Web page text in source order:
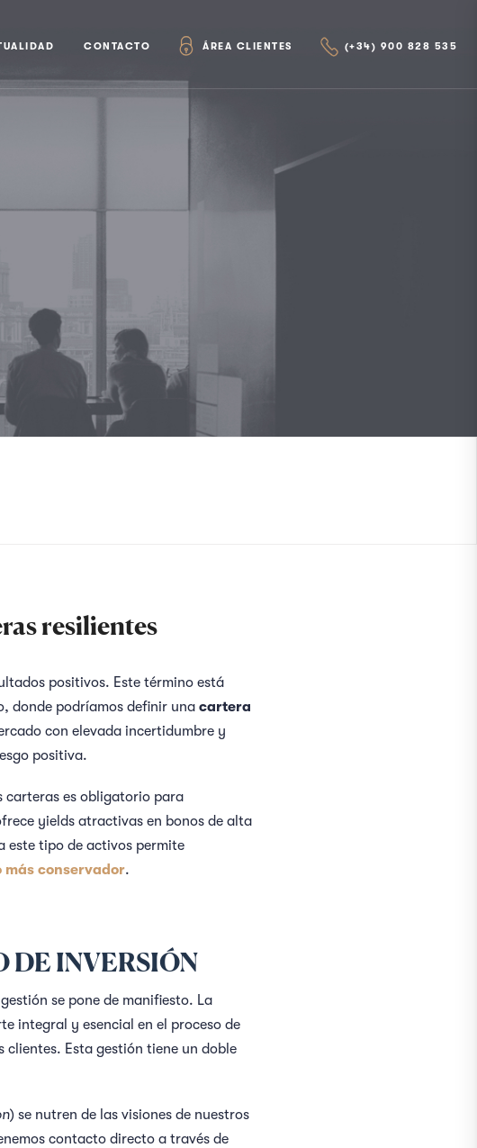
CONTACTO ÁREA CLIENTES (+34) 900 828 535
resilientes
positivos. Este término está
donde podríamos definir una cartera
con elevada incertidumbre y
positiva.
carteras es obligatorio para
yields atractivas en bonos de alta
este tipo de activos permite
más conservador.
DE INVERSIÓN
se pone de manifiesto. La
integral y esencial en el proceso de
Esta gestión tiene un doble
) se nutren de las visiones de nuestros
contacto directo a través de